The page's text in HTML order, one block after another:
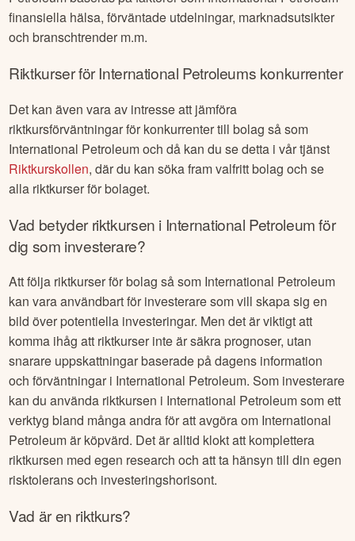
finansiella hälsa, förväntade utdelningar, marknadsutsikter
och branschtrender m.m.
Riktkurser förInternational Petroleums konkurrenter
Det kan även vara av intresse att jämföra
riktkursförväntningar för konkurrenter till bolag så som
International Petroleumoch då kan du se detta i vår tjänst
Riktkurskollen, där du kan söka fram valfritt bolag och se
alla riktkurser för bolaget.
Vad betyder riktkursen i International Petroleumför
dig som investerare?
Att följa riktkurser för bolag så som International Petroleum
kan vara användbart för investerare som vill skapa sig en
bild över potentiella investeringar. Men det är viktigt att
komma ihåg att riktkurser inte är säkra prognoser, utan
snarare uppskattningar baserade på dagens information
och förväntningar i International Petroleum. Som investerare
kan du använda riktkursen i International Petroleumsom ett
verktyg bland många andra för att avgöra om International
Petroleumär köpvärd. Det är alltid klokt att komplettera
riktkursen med egen research och att ta hänsyn till din egen
risktolerans och investeringshorisont.
Vad är en riktkurs?